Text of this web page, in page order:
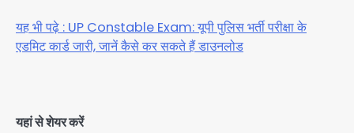
यह भी पढ़े : UP Constable Exam: यूपी पुलिस भर्ती परीक्षा के
एडमिट कार्ड जारी, जानें कैसे कर सकते हैं डाउनलोड
यहां से शेयर करें